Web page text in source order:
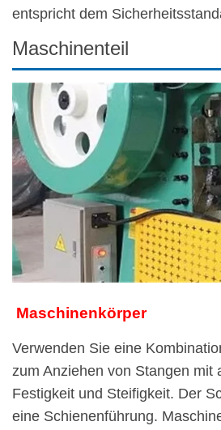
entspricht dem
Maschinenteil
Maschinenkörper
Verwenden Sie eine
zum Anziehen von Stangen mit
Festigkeit und Steifigkeit. Der
eine Schienenführung.